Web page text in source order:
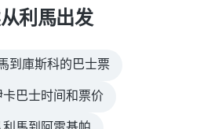
利馬出发
到庫斯科的巴士票
卡巴士时间和票价